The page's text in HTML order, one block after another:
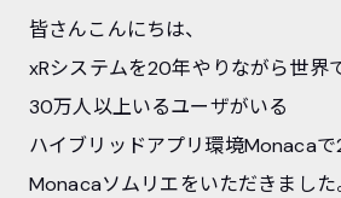
皆さんこんにちは、
xRシステムを20年やりながら世界
30万人以上いるユーザがいる
ハイブリッドアプリ環境Monacaで
Monacaソムリエをいただきました